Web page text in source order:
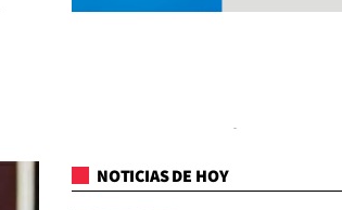
NOTICIAS DE HOY